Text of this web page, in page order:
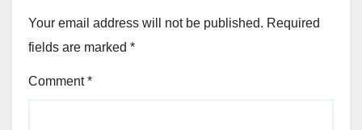
Your email address will not be published. Required
fields are marked *
Comment*